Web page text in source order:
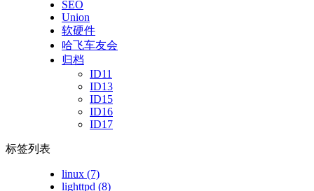
SEO
Union
软硬件
哈飞车友会
归档
ID11
ID13
ID15
ID16
ID17
标签列表
linux (7)
lighttpd (8)